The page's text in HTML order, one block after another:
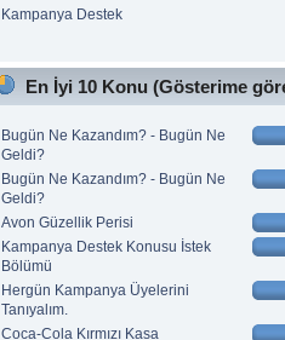
Kampanya Destek
En İyi 10 Konu (Gösterime
Bugün Ne Kazandım? - Bugün Ne
Geldi?
Bugün Ne Kazandım? - Bugün Ne
Geldi?
Avon Güzellik Perisi
Kampanya Destek Konusu İstek
Bölümü
Hergün Kampanya Üyelerini
Tanıyalım.
Coca-Cola Kırmızı Kasa